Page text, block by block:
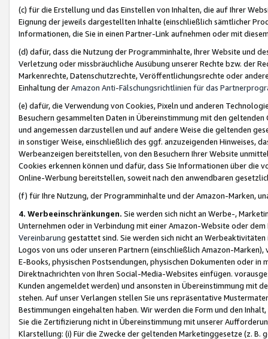
(c) für die Erstellung und das Einstellen von Inhalten, die auf Ihrer
Eignung der jeweils dargestellten Inhalte (einschließlich sämtlicher
Informationen, die Sie in einen Partner-Link aufnehmen oder mit
(d) dafür, dass die Nutzung der Programminhalte, Ihrer Website und
Verletzung oder missbräuchliche Ausübung unserer Rechte bzw. der
Markenrechte, Datenschutzrechte, Veröffentlichungsrechte oder
Einhaltung derAmazon Anti-Fälschungsrichtlinien für das
(e) dafür, die Verwendung von Cookies, Pixeln und anderen
Besuchern gesammelten Daten in Übereinstimmung mit den
und angemessen darzustellen und auf andere Weise die geltenden
in sonstiger Weise, einschließlich des ggf. anzuzeigenden Hinweises,
Werbeanzeigen bereitstellen, von den Besuchern Ihrer Website
Cookies erkennen können und dafür, dass Sie Informationen über die
Online-Werbung bereitstellen, soweit nach den anwendbaren
(f) für Ihre Nutzung, der Programminhalte und der Amazon-Marken,
4. Werbeeinschränkungen. Sie werden sich nicht an Werbe-,
Unternehmen oder in Verbindung mit einer Amazon-Website oder
Vereinbarung gestattet sind. Sie werden sich nicht an
Logos von uns oder unseren Partnern (einschließlich Amazon-
E-Books, physischen Postsendungen, physischen Dokumenten oder in
Direktnachrichten von Ihren Social-Media-Websites einfügen.
Kunden angemeldet werden) und ansonsten in Übereinstimmung mit
stehen. Auf unser Verlangen stellen Sie uns repräsentative
Bestimmungen eingehalten haben. Wir werden die Form und den
Sie die Zertifizierung nicht in Übereinstimmung mit unserer
Klarstellung: (i) Für die Zwecke der geltenden Marketinggesetze (z. B.